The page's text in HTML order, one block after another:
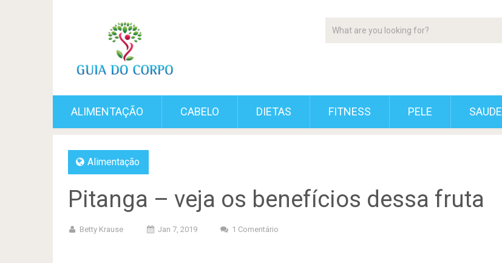
ALIMENTAÇÃO CABELO DIETAS FITNESS PELE SAUDE
Alimentação
Pitanga – veja os benefícios dessa fruta
Betty Krause Jan 7, 2019 1 Comentário